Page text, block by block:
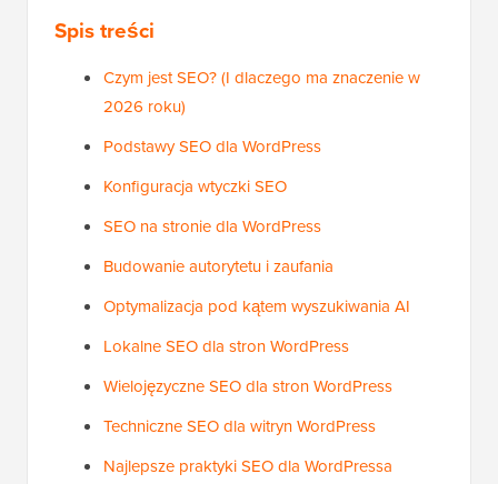
Spis treści
Czym jest SEO? (I dlaczego ma znaczenie w
2026 roku)
Podstawy SEO dla WordPress
Konfiguracja wtyczki SEO
SEO na stronie dla WordPress
Budowanie autorytetu i zaufania
Optymalizacja pod kątem wyszukiwania AI
Lokalne SEO dla stron WordPress
Wielojęzyczne SEO dla stron WordPress
Techniczne SEO dla witryn WordPress
Najlepsze praktyki SEO dla WordPressa